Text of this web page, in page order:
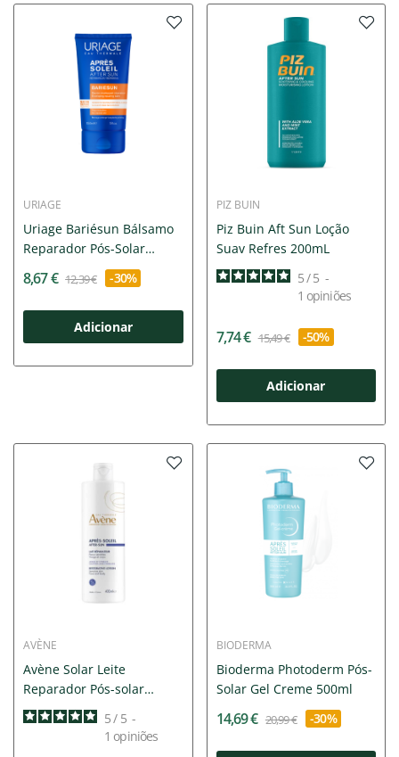
URIAGE
Uriage Bariésun Bálsamo
Reparador Pós-Solar
8,67 € 12,39 € -30%
Adicionar
PIZ BUIN
Piz Buin Aft Sun Loção
Suav Refres 200mL
5/ 5 -
1 opiniões
7,74 € 15,49 € -50%
Adicionar
AVÈNE
Avène Solar Leite
Reparador Pós-solar
400ml
5/ 5 -
1 opiniões
BIODERMA
Bioderma Photoderm Pós-
Solar Gel Creme 500ml
14,69 € 20,99 € -30%